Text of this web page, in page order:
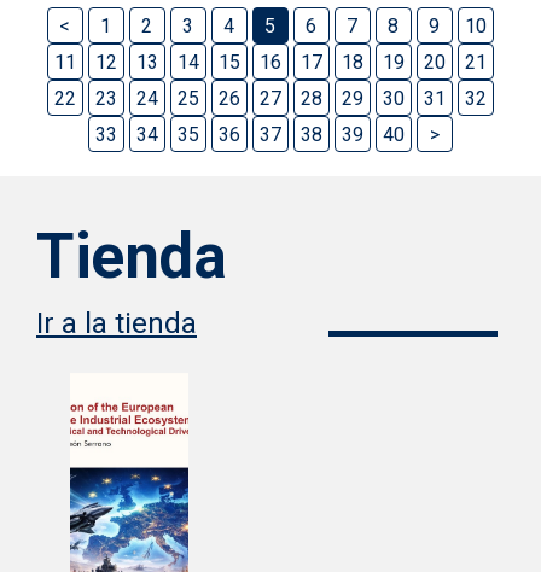
< 1 2 3 4 5 6 7 8 9
10
11
12 13 14 15 16 17 18 19 20
21
22
23 24 25 26 27 28 29 30 31
32
33
34 35 36 37 38 39 40 >
Tienda
Ir a la tienda